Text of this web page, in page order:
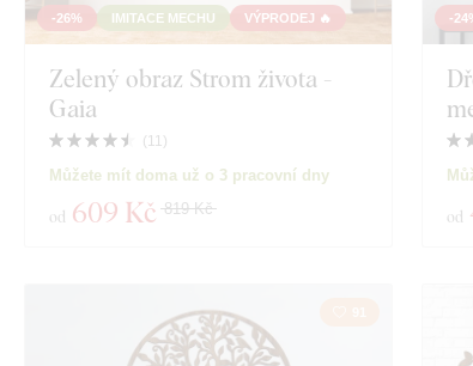
-26% IMITACE MECHU VÝPRODEJ 🔥
Zelený obraz Strom života -
Gaia
(11)
Můžete mít doma už o 3 pracovní dny
od 609 Kč 819 Kč
-
od